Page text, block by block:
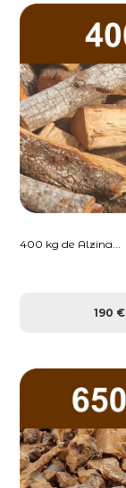
400 kg de Alzina...
190 €